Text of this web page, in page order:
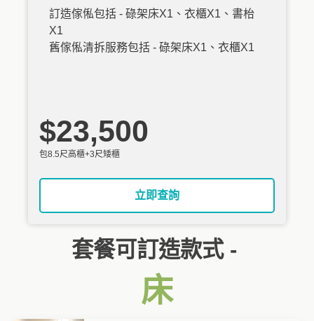
訂造傢俬包括 - 碌架床X1、衣櫃X1、書枱
X1
舊傢俬清拆服務包括 - 碌架床X1、衣櫃X1
$23,500
包8.5尺高櫃+3尺矮櫃
立即查詢
套餐可訂造款式 -
床